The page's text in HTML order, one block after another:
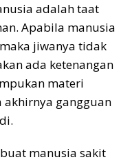
adalah taat
Apabila manusia
jiwanya tidak
ada ketenangan
materi
gangguan
manusia sakit